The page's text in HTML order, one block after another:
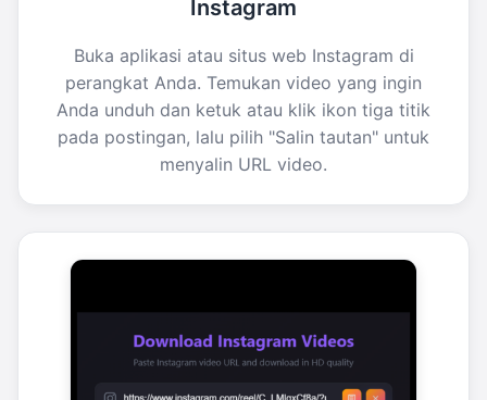
Instagram
Buka aplikasi atau situs web Instagram di
perangkat Anda. Temukan video yang ingin
Anda unduh dan ketuk atau klik ikon tiga titik
pada postingan, lalu pilih "Salin tautan" untuk
menyalin URL video.